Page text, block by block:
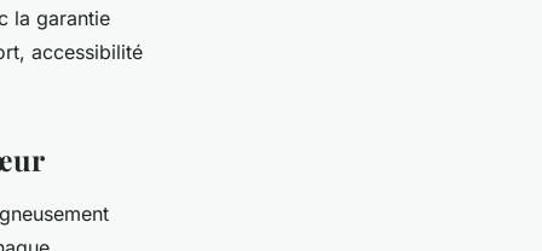
la garantie
accessibilité